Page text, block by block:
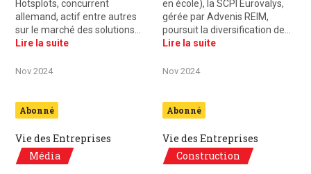
Hotsplots, concurrent
allemand, actif entre autres
sur le marché des solutions…
Lire la suite
Nov 2024
en école), la SCPI Eurovalys,
gérée par Advenis REIM,
poursuit la diversification de…
Lire la suite
Nov 2024
Abonné
Vie des Entreprises
Média
Abonné
Vie des Entreprises
Construction